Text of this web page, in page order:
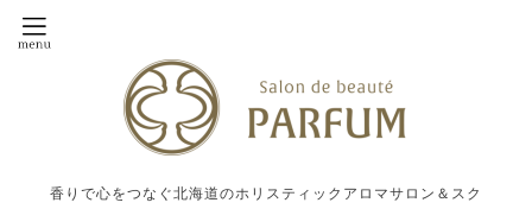
香りで心をつなぐ北海道のホリスティックアロマサロン＆スク